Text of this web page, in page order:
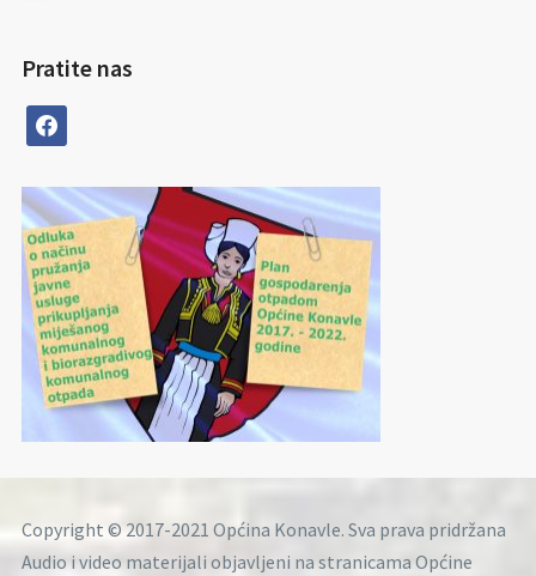
Pratite nas
facebook
Copyright © 2017-2021 Općina Konavle. Sva prava pridržana
Audio i video materijali objavljeni na stranicama Općine